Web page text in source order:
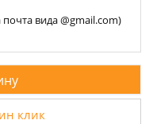
вида @gmail.com)
клик